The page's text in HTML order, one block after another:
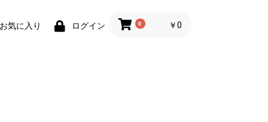
お気に入り ログイン 0 ￥0